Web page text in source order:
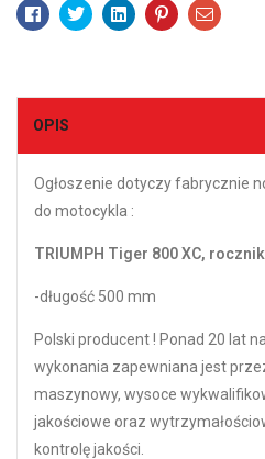
Facebook
TwitterLinkedinPinterestEmail
OPIS
Ogłoszenie dotyczy fabrycznie
do motocykla :
TRIUMPH Tiger 800 XC,
-długość 500 mm
Polski producent ! Ponad 20 lat
wykonania zapewniana jest
maszynowy, wysoce
jakościowe oraz
kontrolę jakości.